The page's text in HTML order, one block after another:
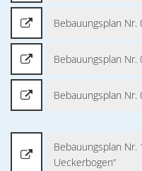
Bebauungsplan Nr.
Bebauungsplan Nr.
Bebauungsplan Nr.
Bebauungsplan Nr.
Ueckerbogen“